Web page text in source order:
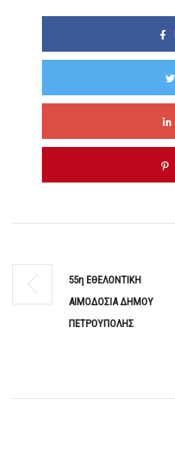
55η ΕΘΕΛΟΝΤΙΚΗ
ΑΙΜΟΔΟΣΙΑ ΔΗΜΟΥ
ΠΕΤΡΟΥΠΟΛΗΣ